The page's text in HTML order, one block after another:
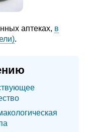
аптеках, в
.